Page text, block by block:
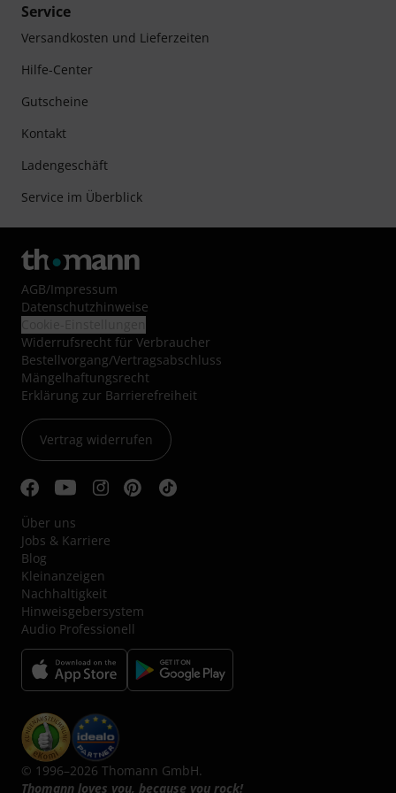
Service
Versandkosten und Lieferzeiten
Hilfe-Center
Gutscheine
Kontakt
Ladengeschäft
Service im Überblick
AGB/Impressum
Datenschutzhinweise
Widerrufsrecht für Verbraucher
Bestellvorgang/Vertragsabschluss
Mängelhaftungsrecht
Erklärung zur Barrierefreiheit
Vertrag widerrufen
Über uns
Jobs & Karriere
Blog
Kleinanzeigen
Nachhaltigkeit
Hinweisgebersystem
Audio Professionell
© 1996–2026 Thomann GmbH.
Thomann loves you, because you rock!